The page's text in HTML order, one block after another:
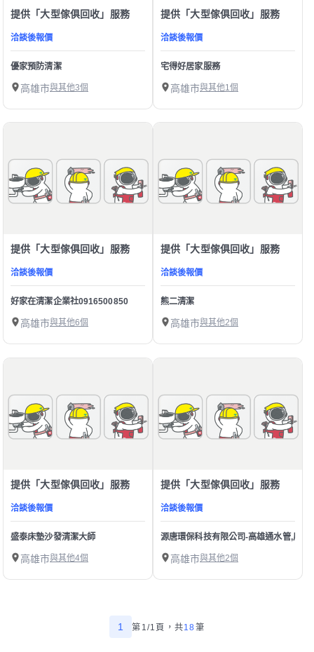
提供「大型傢俱回收」服務
洽談後報價
優家預防清潔
高雄市與其他3個
提供「大型傢俱回收」服務
洽談後報價
宅得好居家服務
高雄市與其他1個
提供「大型傢俱回收」服務
洽談後報價
好家在清潔企業社0916500850
高雄市與其他6個
提供「大型傢俱回收」服務
洽談後報價
熊二清潔
高雄市與其他2個
提供「大型傢俱回收」服務
洽談後報價
盛泰床墊沙發清潔大師
高雄市與其他4個
提供「大型傢俱回收」服務
洽談後報價
源唐環保科技有限公司-高雄通水管,屏
高雄市與其他2個
1 第1/1頁， 共18筆